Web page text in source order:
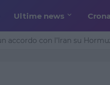
Ultime news
accordo con l’Iran su